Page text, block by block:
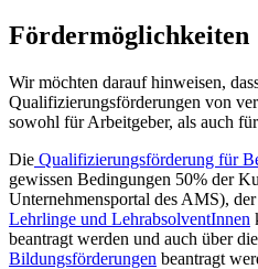
Fördermöglichkeiten
Wir möchten darauf hinweisen,
Qualifizierungsförderungen von
sowohl für Arbeitgeber, als auch
Die Qualifizierungsförderung für
gewissen Bedingungen 50% der
Unternehmensportal des AMS), der
Lehrlinge und LehrabsolventInnen
beantragt werden und auch über die
Bildungsförderungen beantragt